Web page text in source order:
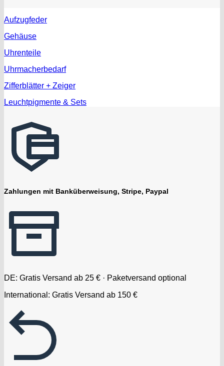
Aufzugfeder
Gehäuse
Uhrenteile
Uhrmacherbedarf
Zifferblätter + Zeiger
Leuchtpigmente & Sets
Zahlungen mit Banküberweisung, Stripe, Paypal
DE: Gratis Versand ab 25 € · Paketversand optional
International: Gratis Versand ab 150 €